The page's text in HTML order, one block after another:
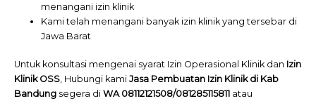
menangani izin klinik
Kami telah menangani banyak izin klinik yang tersebar di
Jawa Barat
Untuk konsultasi mengenai syarat Izin Operasional Klinik dan Izin
Klinik OSS , Hubungi kami Jasa Pembuatan Izin Klinik di Kab
Bandung segera di WA 08112121508/081285115811 atau